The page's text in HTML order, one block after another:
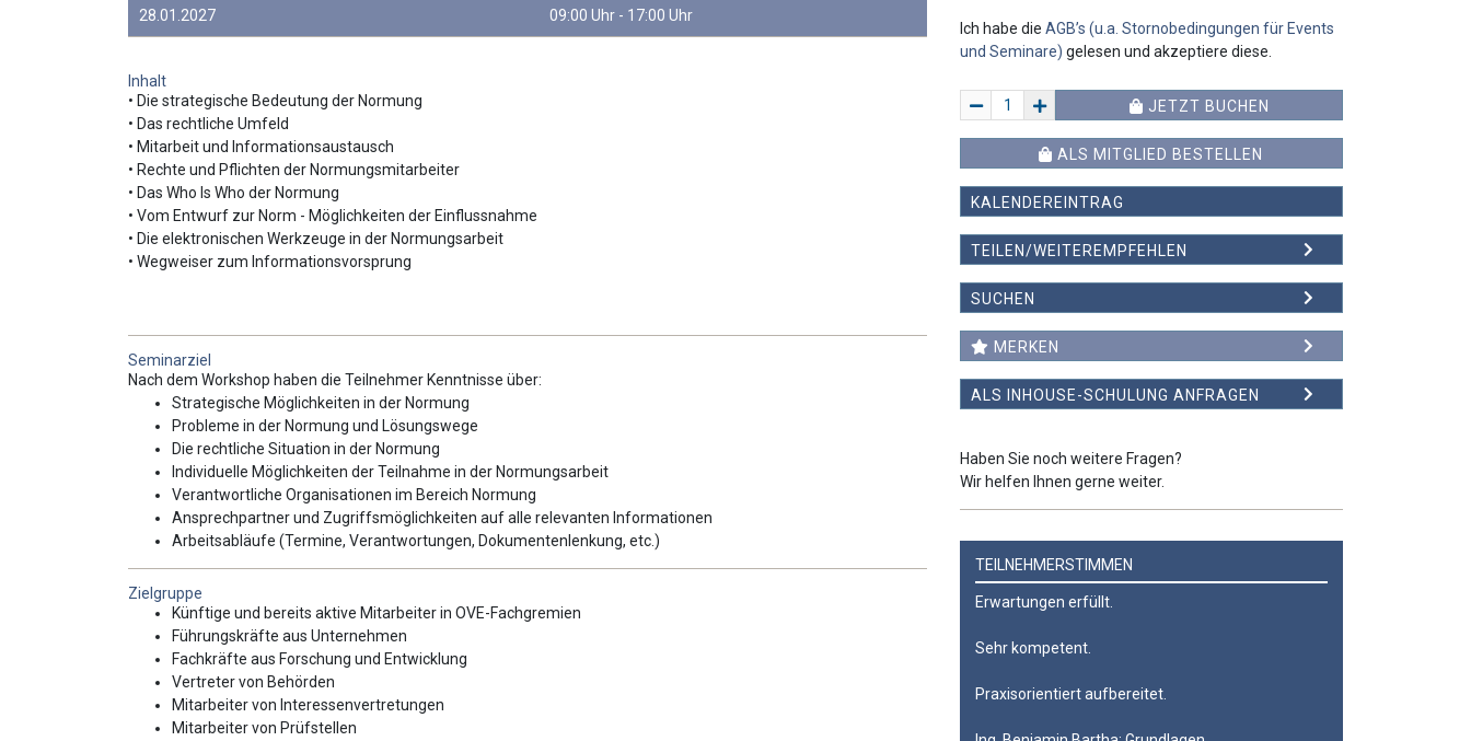
28.01.2027 09:00 Uhr - 17:00 Uhr
Inhalt
• Die strategische Bedeutung der Normung
• Das rechtliche Umfeld
• Mitarbeit und Informationsaustausch
• Rechte und Pflichten der Normungsmitarbeiter
• Das Who Is Who der Normung
• Vom Entwurf zur Norm - Möglichkeiten der Einflussnahme
• Die elektronischen Werkzeuge in der Normungsarbeit
• Wegweiser zum Informationsvorsprung
Seminarziel
Nach dem Workshop haben die Teilnehmer Kenntnisse über:
Strategische Möglichkeiten in der Normung
Probleme in der Normung und Lösungswege
Die rechtliche Situation in der Normung
Individuelle Möglichkeiten der Teilnahme in der Normungsarbeit
Verantwortliche Organisationen im Bereich Normung
Ansprechpartner und Zugriffsmöglichkeiten auf alle relevanten Informationen
Arbeitsabläufe (Termine, Verantwortungen, Dokumentenlenkung, etc.)
Zielgruppe
Künftige und bereits aktive Mitarbeiter in OVE-Fachgremien
Führungskräfte aus Unternehmen
Fachkräfte aus Forschung und Entwicklung
Vertreter von Behörden
Mitarbeiter von Interessenvertretungen
Mitarbeiter von Prüfstellen
Ich habe die AGB’s (u.a. Stornobedingungen für Events
und Seminare) gelesen und akzeptiere diese.
JETZT BUCHEN
ALS MITGLIED BESTELLEN
KALENDEREINTRAG
TEILEN/WEITEREMPFEHLEN
WEITEREMPFEHLEN
SUCHEN
MERKEN
ALS INHOUSE-SCHULUNG ANFRAGEN
Haben Sie noch weitere Fragen?
Wir helfen Ihnen gerne weiter.
TEILNEHMERSTIMMEN
Erwartungen erfüllt.
Sehr kompetent.
Praxisorientiert aufbereitet.